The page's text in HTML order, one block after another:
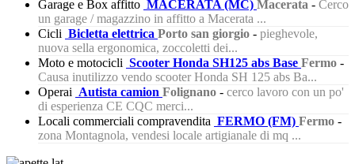
Garage e Box affitto MACERATA (MC) Macerata - Cerco
un garage / magazzino in affitto a Macerata ...
Cicli Bicletta elettrica Porto san giorgio - pieghevole,
nuova sella ergonomica, zoccoletti dei...
Moto e motocicli Scooter Honda SH125 abs Base Fermo -
Causa inutilizzo vendo scooter Honda SH 125 abs Ba...
Operai Autista camion Folignano - cerco lavoro con un po'
di esperienza CE CQC merci...
Locali commerciali compravendita FERMO (FM) Fermo -
zona Montagnola, vendesi locale artigianale di mq ...